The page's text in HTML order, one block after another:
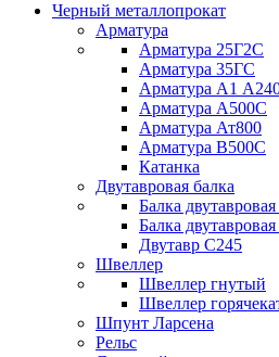
Черный металлопрокат
Арматура
Арматура 25Г2С
Арматура 35ГС
Арматура А1
Арматура А500С
Арматура Ат800
Арматура В500С
Катанка
Двутавровая балка
Балка
Балка
Двутавр С245
Швеллер
Швеллер гнутый
Швеллер
Шпунт Ларсена
Рельс